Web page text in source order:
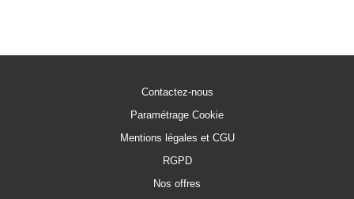
Contactez-nous
Paramétrage Cookie
Mentions légales et CGU
RGPD
Nos offres